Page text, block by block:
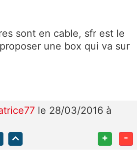
sont en cable, sfr est le
une box qui va sur
le 28/03/2016 à
+ -